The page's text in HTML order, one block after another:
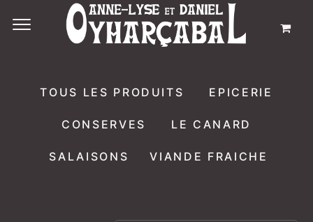
TOUS LES PRODUITS EPICERIE
CONSERVES LE CANARD
SALAISONS VIANDE FRAICHE